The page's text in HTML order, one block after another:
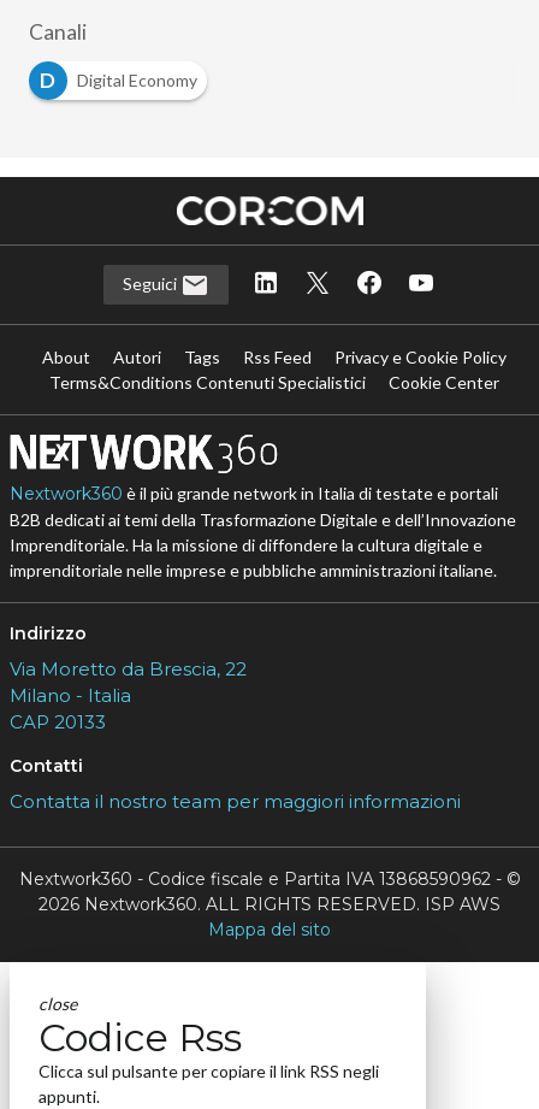
Canali
D
Digital Economy
Seguici
About Autori Tags Rss Feed
Privacy e Cookie Policy
Terms&Conditions Contenuti Specialistici
Cookie Center
Nextwork360 è il più grande network in Italia di testate e portali
B2B dedicati ai temi della Trasformazione Digitale e dell’Innovazione
Imprenditoriale. Ha la missione di diffondere la cultura digitale e
imprenditoriale nelle imprese e pubbliche amministrazioni italiane.
Indirizzo
Via Moretto da Brescia, 22
Milano - Italia
CAP 20133
Contatti
Contatta il nostro team per maggiori informazioni
Nextwork360 - Codice fiscale e Partita IVA 13868590962 - ©
2026 Nextwork360. ALL RIGHTS RESERVED. ISP AWS
Mappa del sito
close
Codice Rss
Clicca sul pulsante per copiare il link RSS negli
appunti.